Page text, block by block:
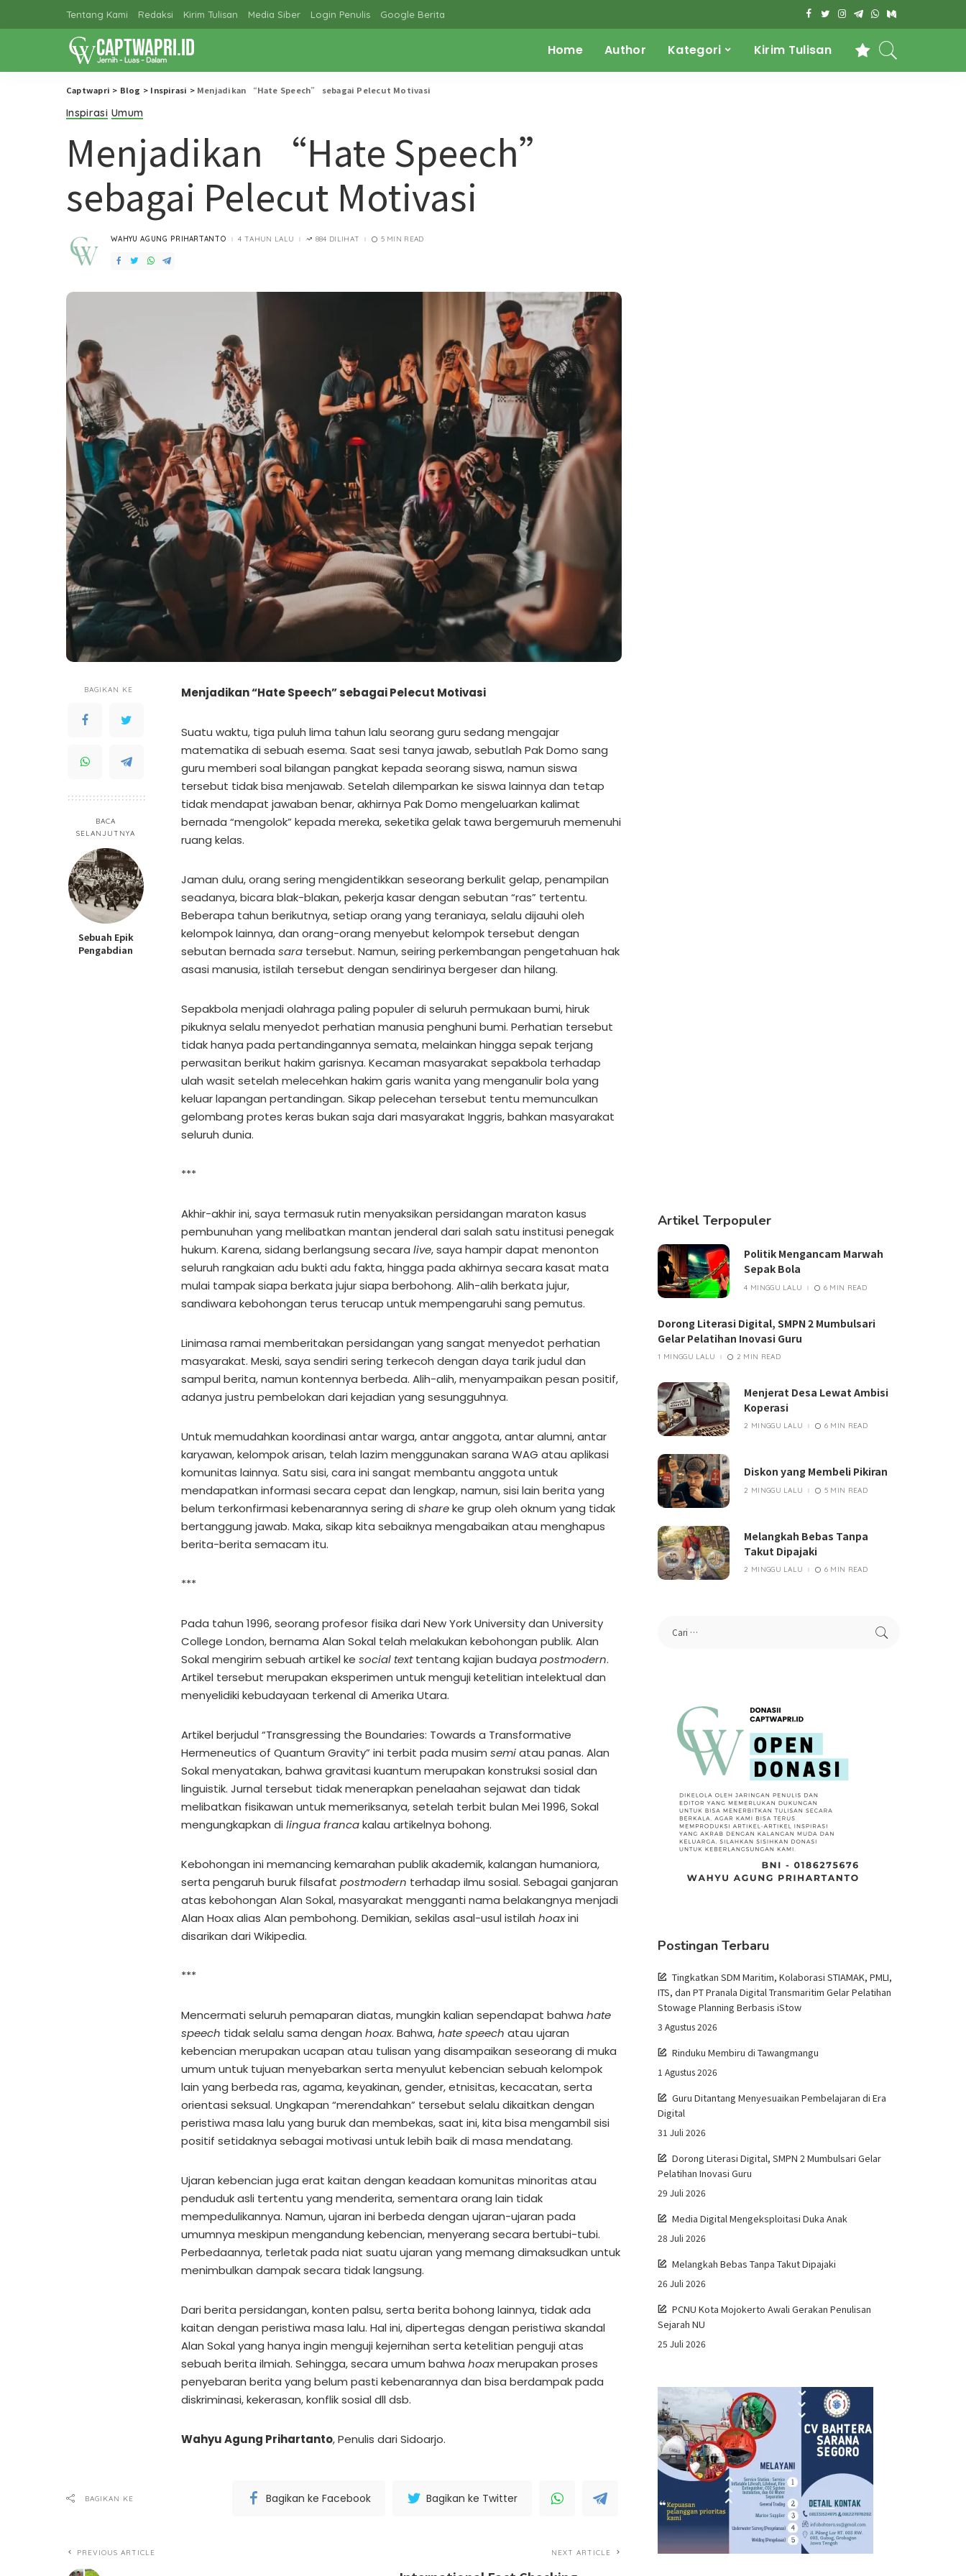
Tentang Kami Redaksi Kirim Tulisan Media Siber Login Penulis Google Berita
Home Author Kategori Kirim Tulisan
Captwapri > Blog > Inspirasi > Menjadikan “Hate Speech” sebagai Pelecut Motivasi
Inspirasi Umum
Menjadikan “Hate Speech”
sebagai Pelecut Motivasi
POSTED
WAHYU AGUNG PRIHARTANTO 4 TAHUN LALU 884 DILIHAT 5 MIN READ
BAGIKAN KE
BACA
SELANJUTNYA
Sebuah Epik
Pengabdian
Menjadikan “Hate Speech” sebagai Pelecut Motivasi
Suatu waktu, tiga puluh lima tahun lalu seorang guru sedang mengajar
matematika di sebuah esema. Saat sesi tanya jawab, sebutlah Pak Domo sang
guru memberi soal bilangan pangkat kepada seorang siswa, namun siswa
tersebut tidak bisa menjawab. Setelah dilemparkan ke siswa lainnya dan tetap
tidak mendapat jawaban benar, akhirnya Pak Domo mengeluarkan kalimat
bernada “mengolok” kepada mereka, seketika gelak tawa bergemuruh memenuhi
ruang kelas.
Jaman dulu, orang sering mengidentikkan seseorang berkulit gelap, penampilan
seadanya, bicara blak-blakan, pekerja kasar dengan sebutan “ras” tertentu.
Beberapa tahun berikutnya, setiap orang yang teraniaya, selalu dijauhi oleh
kelompok lainnya, dan orang-orang menyebut kelompok tersebut dengan
sebutan bernada sara tersebut. Namun, seiring perkembangan pengetahuan hak
asasi manusia, istilah tersebut dengan sendirinya bergeser dan hilang.
Sepakbola menjadi olahraga paling populer di seluruh permukaan bumi, hiruk
pikuknya selalu menyedot perhatian manusia penghuni bumi. Perhatian tersebut
tidak hanya pada pertandingannya semata, melainkan hingga sepak terjang
perwasitan berikut hakim garisnya. Kecaman masyarakat sepakbola terhadap
ulah wasit setelah melecehkan hakim garis wanita yang menganulir bola yang
keluar lapangan pertandingan. Sikap pelecehan tersebut tentu memunculkan
gelombang protes keras bukan saja dari masyarakat Inggris, bahkan masyarakat
seluruh dunia.
***
Akhir-akhir ini, saya termasuk rutin menyaksikan persidangan maraton kasus
pembunuhan yang melibatkan mantan jenderal dari salah satu institusi penegak
hukum. Karena, sidang berlangsung secara live, saya hampir dapat menonton
seluruh rangkaian adu bukti adu fakta, hingga pada akhirnya secara kasat mata
mulai tampak siapa berkata jujur siapa berbohong. Alih-alih berkata jujur,
sandiwara kebohongan terus terucap untuk mempengaruhi sang pemutus.
Linimasa ramai memberitakan persidangan yang sangat menyedot perhatian
masyarakat. Meski, saya sendiri sering terkecoh dengan daya tarik judul dan
sampul berita, namun kontennya berbeda. Alih-alih, menyampaikan pesan positif,
adanya justru pembelokan dari kejadian yang sesungguhnya.
Untuk memudahkan koordinasi antar warga, antar anggota, antar alumni, antar
karyawan, kelompok arisan, telah lazim menggunakan sarana WAG atau aplikasi
komunitas lainnya. Satu sisi, cara ini sangat membantu anggota untuk
mendapatkan informasi secara cepat dan lengkap, namun, sisi lain berita yang
belum terkonfirmasi kebenarannya sering di shareke grup oleh oknum yang tidak
bertanggung jawab. Maka, sikap kita sebaiknya mengabaikan atau menghapus
berita-berita semacam itu.
***
Pada tahun 1996, seorang profesor fisika dari New York University dan University
College London, bernama Alan Sokal telah melakukan kebohongan publik. Alan
Sokal mengirim sebuah artikel ke social texttentang kajian budaya postmodern.
Artikel tersebut merupakan eksperimen untuk menguji ketelitian intelektual dan
menyelidiki kebudayaan terkenal di Amerika Utara.
Artikel berjudul “Transgressing the Boundaries: Towards a Transformative
Hermeneutics of Quantum Gravity” ini terbit pada musim semiatau panas. Alan
Sokal menyatakan, bahwa gravitasi kuantum merupakan konstruksi sosial dan
linguistik. Jurnal tersebut tidak menerapkan penelaahan sejawat dan tidak
melibatkan fisikawan untuk memeriksanya, setelah terbit bulan Mei 1996, Sokal
mengungkapkan di lingua francakalau artikelnya bohong.
Kebohongan ini memancing kemarahan publik akademik, kalangan humaniora,
serta pengaruh buruk filsafat postmodern terhadap ilmu sosial. Sebagai ganjaran
atas kebohongan Alan Sokal, masyarakat mengganti nama belakangnya menjadi
Alan Hoax alias Alan pembohong. Demikian, sekilas asal-usul istilah hoaxini
disarikan dari Wikipedia.
***
Mencermati seluruh pemaparan diatas, mungkin kalian sependapat bahwa hate
speech tidak selalu sama dengan hoax. Bahwa,hate speech atau ujaran
kebencian merupakan ucapan atau tulisan yang disampaikan seseorang di muka
umum untuk tujuan menyebarkan serta menyulut kebencian sebuah kelompok
lain yang berbeda ras, agama, keyakinan, gender, etnisitas, kecacatan, serta
orientasi seksual. Ungkapan “merendahkan” tersebut selalu dikaitkan dengan
peristiwa masa lalu yang buruk dan membekas, saat ini, kita bisa mengambil sisi
positif setidaknya sebagai motivasi untuk lebih baik di masa mendatang.
Ujaran kebencian juga erat kaitan dengan keadaan komunitas minoritas atau
penduduk asli tertentu yang menderita, sementara orang lain tidak
mempedulikannya. Namun, ujaran ini berbeda dengan ujaran-ujaran pada
umumnya meskipun mengandung kebencian, menyerang secara bertubi-tubi.
Perbedaannya, terletak pada niat suatu ujaran yang memang dimaksudkan untuk
menimbulkan dampak secara tidak langsung.
Dari berita persidangan, konten palsu, serta berita bohong lainnya, tidak ada
kaitan dengan peristiwa masa lalu. Hal ini, dipertegas dengan peristiwa skandal
Alan Sokal yang hanya ingin menguji kejernihan serta ketelitian penguji atas
sebuah berita ilmiah. Sehingga, secara umum bahwa hoaxmerupakan proses
penyebaran berita yang belum pasti kebenarannya dan bisa berdampak pada
diskriminasi, kekerasan, konflik sosial dll dsb.
Wahyu Agung Prihartanto, Penulis dari Sidoarjo.
BAGIKAN KE Bagikan ke Facebook Bagikan ke Twitter
PREVIOUS ARTICLE NEXT ARTICLE
Artikel Terpopuler
Politik Mengancam Marwah
Sepak Bola
4 MINGGU LALU 6 MIN READ
Dorong Literasi Digital, SMPN 2 Mumbulsari
Gelar Pelatihan Inovasi Guru
1 MINGGU LALU 2 MIN READ
Menjerat Desa Lewat Ambisi
Koperasi
2 MINGGU LALU 6 MIN READ
Diskon yang Membeli Pikiran
2 MINGGU LALU 5 MIN READ
Melangkah Bebas Tanpa
Takut Dipajaki
2 MINGGU LALU 6 MIN READ
Postingan Terbaru
Tingkatkan SDM Maritim, Kolaborasi STIAMAK, PMLI,
ITS, dan PT Pranala Digital Transmaritim Gelar Pelatihan
Stowage Planning Berbasis iStow
3 Agustus 2026
Rinduku Membiru di Tawangmangu
1 Agustus 2026
Guru Ditantang Menyesuaikan Pembelajaran di Era
Digital
31 Juli 2026
Dorong Literasi Digital, SMPN 2 Mumbulsari Gelar
Pelatihan Inovasi Guru
29 Juli 2026
Media Digital Mengeksploitasi Duka Anak
28 Juli 2026
Melangkah Bebas Tanpa Takut Dipajaki
26 Juli 2026
PCNU Kota Mojokerto Awali Gerakan Penulisan
Sejarah NU
25 Juli 2026